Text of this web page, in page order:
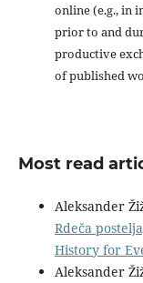
online (e.g., in
prior to and
productive
of published
Most read
Aleksander
Rdeča
History for
Aleksander